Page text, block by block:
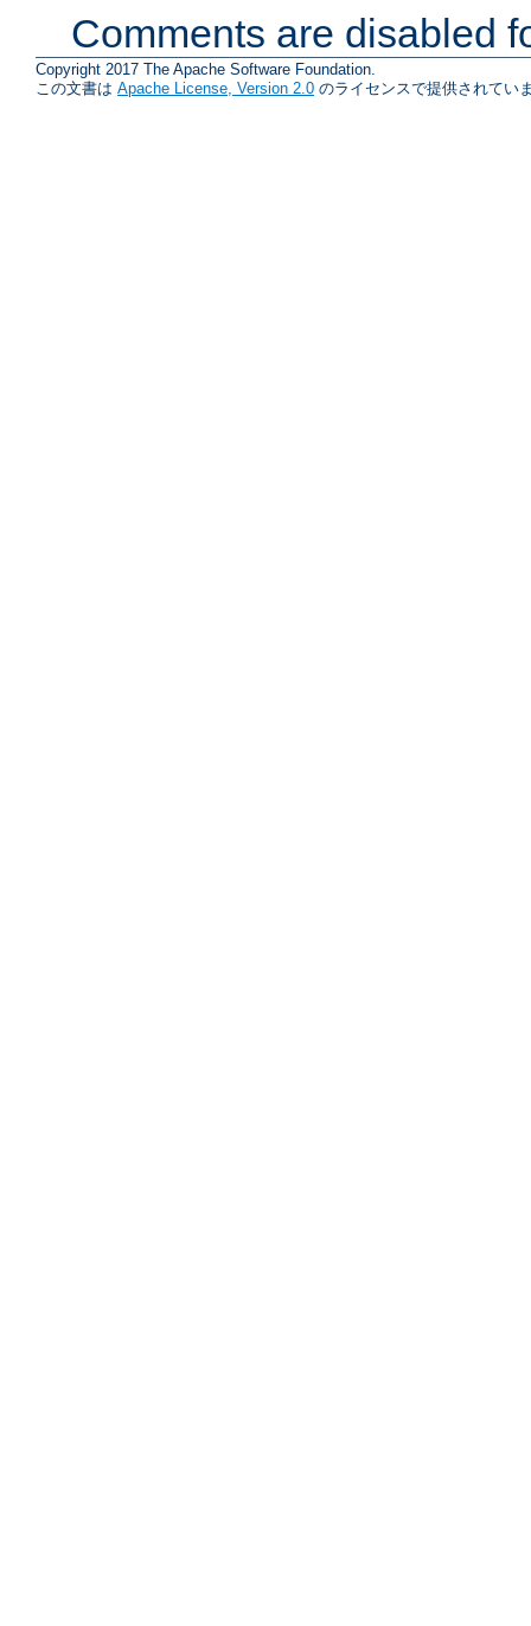
Comments are disabled
Copyright 2017 The Apache Software Foundation.
この文書は Apache License, Version 2.0 のライセンスで提供されてい